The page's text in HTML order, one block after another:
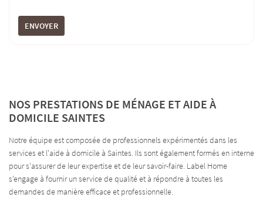
ENVOYER
NOS PRESTATIONS DE MÉNAGE ET AIDE À
DOMICILE SAINTES
Notre équipe est composée de professionnels expérimentés dans les
services et l'aide à domicile à Saintes. Ils sont également formés en interne
pour s'assurer de leur expertise et de leur savoir-faire. Label Home
s'engage à fournir un service de qualité et à répondre à toutes les
demandes de manière efficace et professionnelle.